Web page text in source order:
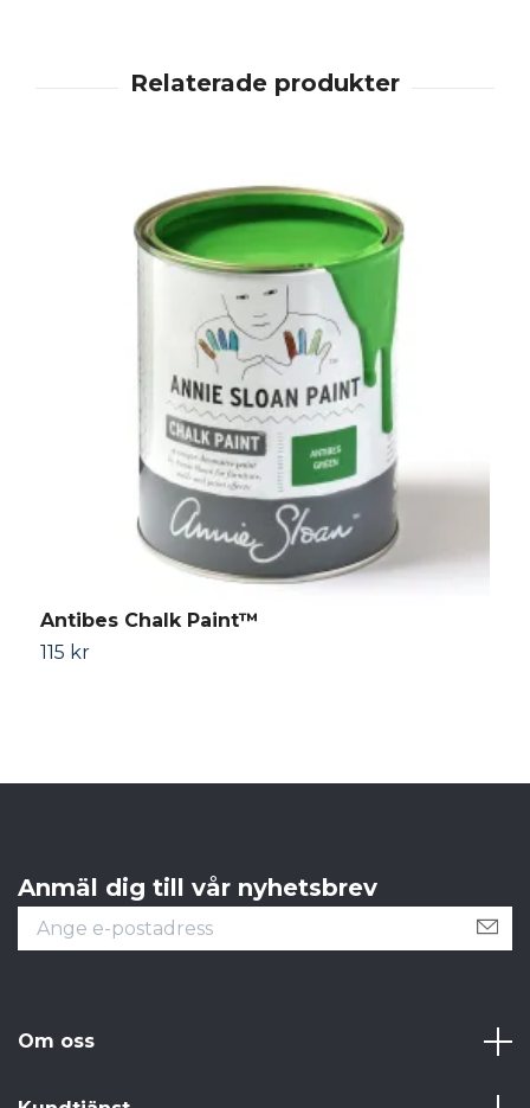
Antibes Chalk Paint™
115 kr
Anmäl dig till vår nyhetsbrev
Om oss